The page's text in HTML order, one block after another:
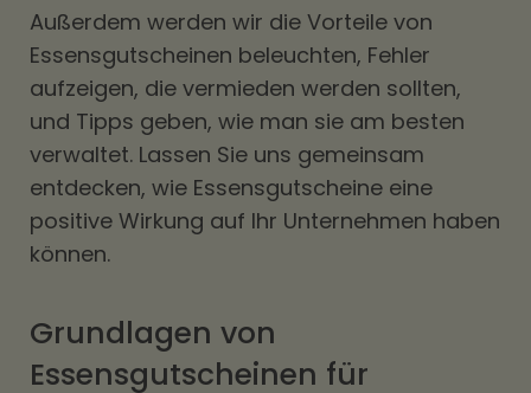
Außerdem werden wir die Vorteile von
Essensgutscheinen beleuchten, Fehler
aufzeigen, die vermieden werden sollten,
und Tipps geben, wie man sie am besten
verwaltet. Lassen Sie uns gemeinsam
entdecken, wie Essensgutscheine eine
positive Wirkung auf Ihr Unternehmen haben
können.
Grundlagen von
Essensgutscheinen für